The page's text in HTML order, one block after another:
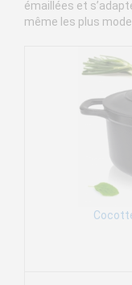
émaillées et
même les plus